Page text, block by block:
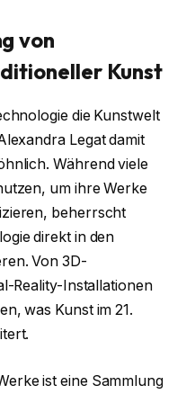
von
Kunst
die Kunstwelt
Legat damit
Während viele
um ihre Werke
beherrscht
direkt in den
Von 3D-
Reality-Installationen
was Kunst im 21.
ist eine Sammlung